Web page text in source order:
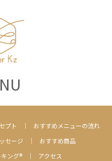
プト
おすすめメニューの流れ
セージ
おすすめ商品
ング®
アクセス